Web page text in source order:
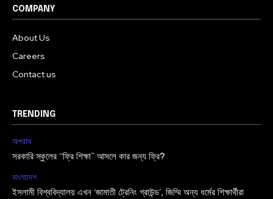
COMPANY
About Us
Careers
Contact us
TRENDING
অপরাধ
সরকারি স্কুলের “ফ্রি শিক্ষা” আসলে কার জন্য ফ্রি?
বাংলাদেশ
ইসলামী বিশ্ববিদ্যালয় এখন ‘জামাতী ট্রেনিং গ্রাউন্ড’, জিম্মি অন্য ধর্মের শিক্ষার্থীরা